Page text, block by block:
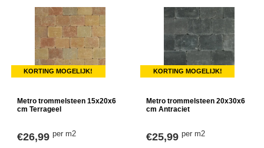
KORTING MOGELIJK!
Metro trommelsteen 15x20x6
cm Terrageel
€26,99 per m2
KORTING MOGELIJK!
Metro trommelsteen 20x30x6
cm Antraciet
€25,99per m2